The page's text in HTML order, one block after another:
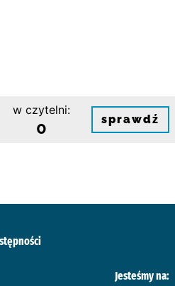
w czytelni:
0 sprawdź
Jesteśmy na: